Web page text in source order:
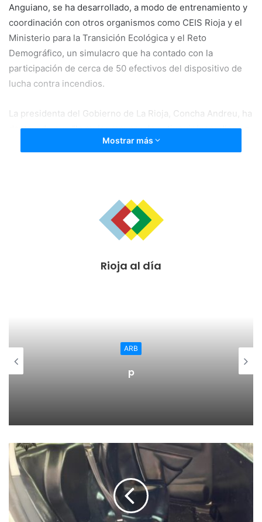
Anguiano, se ha desarrollado, a modo de entrenamiento y
coordinación con otros organismos como CEIS Rioja y el
Ministerio para la Transición Ecológica y el Reto
Demográfico, un simulacro que ha contado con la
participación de cerca de 50 efectivos del dispositivo de
lucha contra incendios.
La presidenta del Gobierno de La Rioja, Concha Andreu, ha
destacado que “la mejor manera de extinguir incendios en
verano es que no los haya. En cualquier caso, hay que
durante el periodo de riesgo alto de incendios”.
Andreu ha reconocido la profesionalidad y el trabajo de
equipo humano que hará frente a esta temporada: “Son
preparados y totalmente coordinados para responder, de
respecto, Andreu ha subrayado que “en esta tarea,
tratándose del patrimonio natural de todos y todas, es
fundamental la prevención y la colaboración ciudadana
Ecológica, Álex Dorado Nájera, ha reiterado la necesidad
de “prestar atención no solo a lo que podemos ver en el
campo cuando detectamos un comportamiento que pueda
ser peligroso y alertar al dispositivo, sino también de los
comportamientos individuales en la temporada de alto
Mostrar más
Rioja al día
ARB
p